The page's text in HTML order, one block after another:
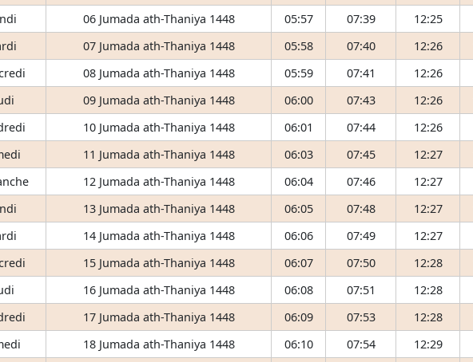
06 Jumada ath-Thaniya 1448 05:57 07:39 12:25
07 Jumada ath-Thaniya 1448 05:58 07:40 12:26
08 Jumada ath-Thaniya 1448 05:59 07:41 12:26
09 Jumada ath-Thaniya 1448 06:00 07:43 12:26
10 Jumada ath-Thaniya 1448 06:01 07:44 12:26
11 Jumada ath-Thaniya 1448 06:03 07:45 12:27
12 Jumada ath-Thaniya 1448 06:04 07:46 12:27
13 Jumada ath-Thaniya 1448 06:05 07:48 12:27
14 Jumada ath-Thaniya 1448 06:06 07:49 12:27
15 Jumada ath-Thaniya 1448 06:07 07:50 12:28
16 Jumada ath-Thaniya 1448 06:08 07:51 12:28
17 Jumada ath-Thaniya 1448 06:09 07:53 12:28
18 Jumada ath-Thaniya 1448 06:10 07:54 12:29